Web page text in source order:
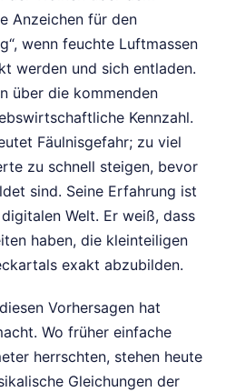
Anzeichen für den
wenn feuchte Luftmassen
werden und sich entladen.
über die kommenden
Kennzahl.
Fäulnisgefahr; zu viel
zu schnell steigen, bevor
sind. Seine Erfahrung ist
Welt. Er weiß, dass
haben, die kleinteiligen
exakt abzubilden.
Vorhersagen hat
Wo früher einfache
herrschten, stehen heute
Gleichungen der